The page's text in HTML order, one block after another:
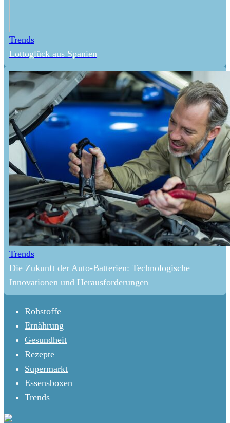
Trends
Lottoglück aus Spanien
Trends
Die Zukunft der Auto-Batterien: Technologische
Innovationen und Herausforderungen
Rohstoffe
Ernährung
Gesundheit
Rezepte
Supermarkt
Essensboxen
Trends